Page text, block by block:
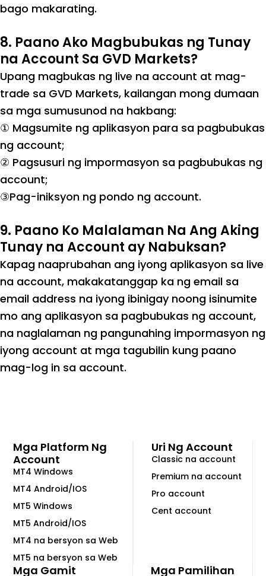
bago makarating.
8. Paano Ako Magbubukas ng Tunay
na Account Sa GVD Markets?
Upang magbukas ng live na account at mag-
trade sa GVD Markets, kailangan mong dumaan
sa mga sumusunod na hakbang:
① Magsumite ng aplikasyon para sa pagbubukas
ng account;
② Pagsusuri ng impormasyon sa pagbubukas ng
account;
③Pag-iniksyon ng pondo ng account.
9. Paano Ko Malalaman Na Ang Aking
Tunay na Account ay Nabuksan?
Kapag naaprubahan ang iyong aplikasyon sa live
na account, makakatanggap ka ng email sa
email address na iyong ibinigay noong isinumite
mo ang aplikasyon sa pagbubukas ng account,
na naglalaman ng pangunahing impormasyon ng
iyong account at mga tagubilin kung paano
mag-log in sa account.
Uri Ng Account
Classic na account
Premium na account
Pro account
Cent account
Mga Platform Ng
Account
MT4 Windows
MT4 Android/IOS
MT5 Windows
MT5 Android/IOS
MT4 na bersyon sa Web
MT5 na bersyon sa Web
Mga Pamilihan
Mga Gamit